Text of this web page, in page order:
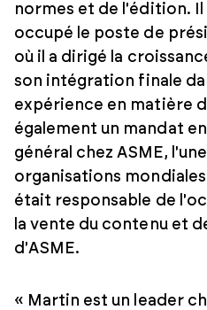
normes et de l'édition.
occupé le poste de
où il a dirigé la
son intégration finale
expérience en matière
également un mandat
général chez ASME,
organisations
était responsable de
la vente du contenu et
d'ASME.
« Martin est un leader